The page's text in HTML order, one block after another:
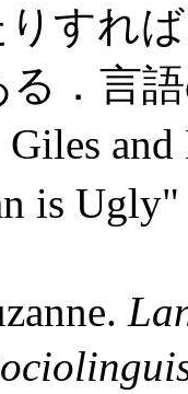
すれ
る．言
is